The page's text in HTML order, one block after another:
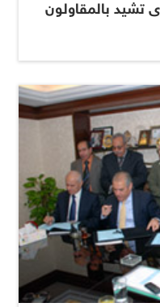
تشيد بالمقاولون